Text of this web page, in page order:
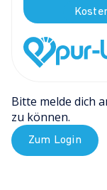
Bitte melde dich
zu können.
Zum Login